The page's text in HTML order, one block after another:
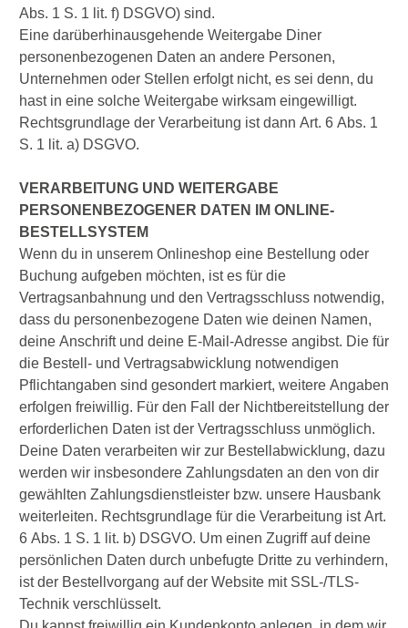
Abs. 1 S. 1 lit. f) DSGVO) sind.
Eine darüberhinausgehende Weitergabe Diner
personenbezogenen Daten an andere Personen,
Unternehmen oder Stellen erfolgt nicht, es sei denn, du
hast in eine solche Weitergabe wirksam eingewilligt.
Rechtsgrundlage der Verarbeitung ist dann Art. 6 Abs. 1
S. 1 lit. a) DSGVO.
VERARBEITUNG UND WEITERGABE
PERSONENBEZOGENER DATEN IM ONLINE-
BESTELLSYSTEM
Wenn du in unserem Onlineshop eine Bestellung oder
Buchung aufgeben möchten, ist es für die
Vertragsanbahnung und den Vertragsschluss notwendig,
dass du personenbezogene Daten wie deinen Namen,
deine Anschrift und deine E-Mail-Adresse angibst. Die für
die Bestell- und Vertragsabwicklung notwendigen
Pflichtangaben sind gesondert markiert, weitere Angaben
erfolgen freiwillig. Für den Fall der Nichtbereitstellung der
erforderlichen Daten ist der Vertragsschluss unmöglich.
Deine Daten verarbeiten wir zur Bestellabwicklung, dazu
werden wir insbesondere Zahlungsdaten an den von dir
gewählten Zahlungsdienstleister bzw. unsere Hausbank
weiterleiten. Rechtsgrundlage für die Verarbeitung ist Art.
6 Abs. 1 S. 1 lit. b) DSGVO. Um einen Zugriff auf deine
persönlichen Daten durch unbefugte Dritte zu verhindern,
ist der Bestellvorgang auf der Website mit SSL-/TLS-
Technik verschlüsselt.